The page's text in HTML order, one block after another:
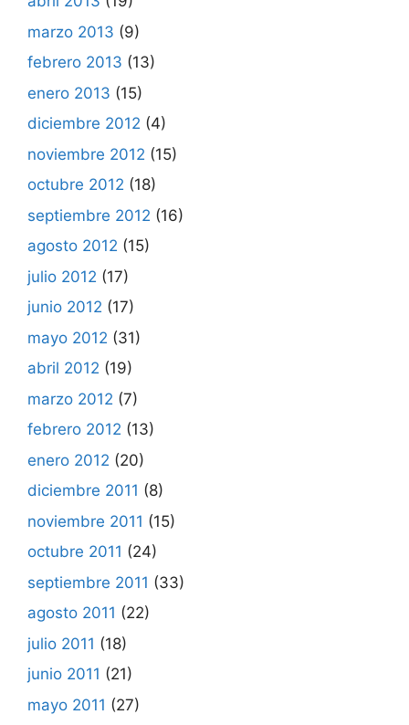
marzo 2013 (9)
febrero 2013 (13)
enero 2013 (15)
diciembre 2012 (4)
noviembre 2012 (15)
octubre 2012 (18)
septiembre 2012 (16)
agosto 2012 (15)
julio 2012 (17)
junio 2012 (17)
mayo 2012 (31)
abril 2012 (19)
marzo 2012 (7)
febrero 2012 (13)
enero 2012 (20)
diciembre 2011 (8)
noviembre 2011 (15)
octubre 2011 (24)
septiembre 2011 (33)
agosto 2011 (22)
julio 2011 (18)
junio 2011 (21)
mayo 2011 (27)